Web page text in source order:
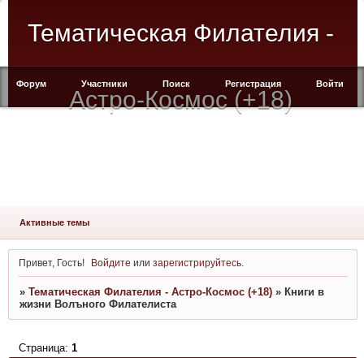
Тематическая Филателия -
Астро-Космос (+18)
Форум Участники Поиск Регистрация Войти
Активные темы
Привет, Гость! Войдите илизарегистрируйтесь
» Тематическая Филателия - Астро-Космос (+18) » Книги в
жизни Волъного Филателиста
Страница: 1